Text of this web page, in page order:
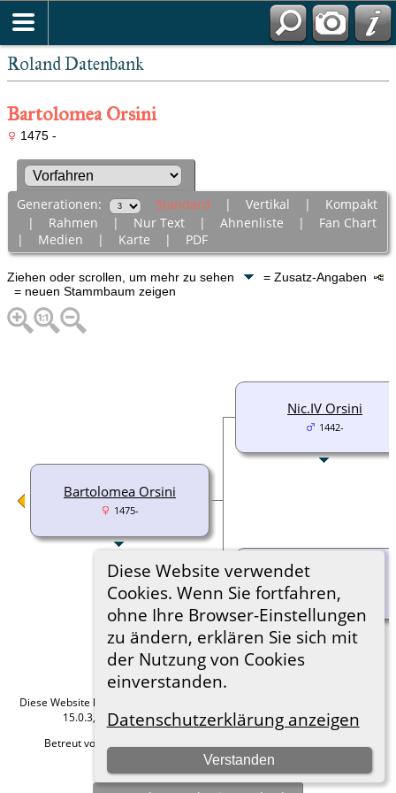
Roland Datenbank
Diese Website verwendet
Cookies. Wenn Sie fortfahren,
ohne Ihre Browser-Einstellungen
zu ändern, erklären Sie sich mit
der Nutzung von Cookies
einverstanden.
Datenschutzerklärung anzeigen
Verstanden
Bartolomea Orsini
1475 -
Generationen: Standard | Vertikal | Kompakt
| Rahmen | Nur Text| Ahnenliste | Fan Chart
| Medien | Karte | PDF
Ziehen oder scrollen, um mehr zu sehen
= Zusatz-Angaben
= neuen Stammbaum zeigen
Bartolomea Orsini
1475-
Nic.IV Orsini
1442-
Elena Conti
-1504
Diese Website läuft mit
15.0.3, programmiert von Darrin Lythgoe © 2001-2026.
Betreut von
Hier geht es zum Impressum